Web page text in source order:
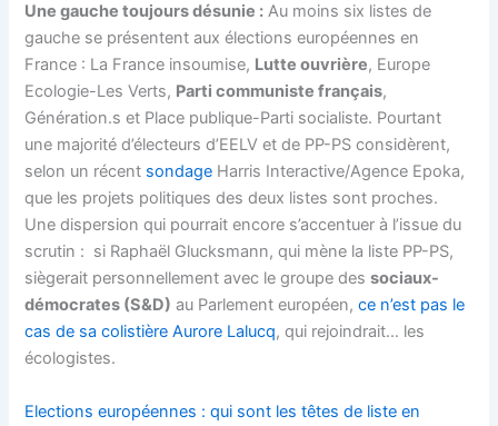
Une gauche toujours désunie : Au moins six listes de
gauche se présentent aux élections européennes en
France : La France insoumise, Lutte ouvrière, Europe
Ecologie-Les Verts, Parti communiste français,
Génération.s et Place publique-Parti socialiste. Pourtant
une majorité d’électeurs d’EELV et de PP-PS considèrent,
selon un récent sondage Harris Interactive/Agence Epoka,
que les projets politiques des deux listes sont proches.
Une dispersion qui pourrait encore s’accentuer à l’issue du
scrutin : si Raphaël Glucksmann, qui mène la liste PP-PS,
siègerait personnellement avec le groupe dessociaux-
démocrates (S&D) au Parlement européen,ce n’est pas le
cas de sa colistière Aurore Lalucq, qui rejoindrait… les
écologistes.
Elections européennes : qui sont les têtes de liste en